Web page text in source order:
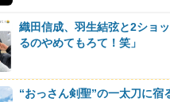
織田信成、羽生結弦と2ショ
るのやめてもろて！笑」
“おっさん剣聖”の一太刀に